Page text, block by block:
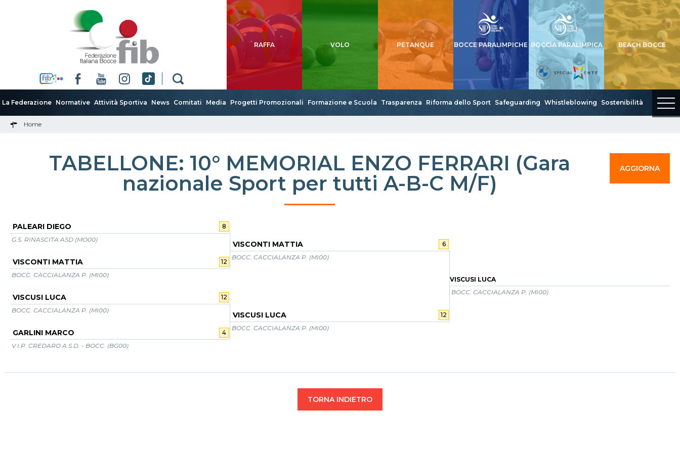
RAFFA VOLO PETANQUE BOCCE PARALIMPICHE BOCCIA PARALIMPICA BEACH BOCCE
La Federazione Normative Attività Sportiva News Comitati Media Progetti Promozionali Formazione e Scuola Trasparenza Riforma dello Sport Safeguarding Whistleblowing Sostenibilità
Home
TABELLONE: 10° MEMORIAL ENZO FERRARI (Gara
nazionale Sport per tutti A-B-C M/F)
AGGIORNA
PALEARI DIEGO
8
G.S. RINASCITA ASD (MO00)
VISCONTI MATTIA
12
BOCC. CACCIALANZA P. (MI00)
VISCUSI LUCA
12
BOCC. CACCIALANZA P. (MI00)
GARLINI MARCO
4
V.I.P. CREDARO A.S.D. - BOCC. (BG00)
VISCONTI MATTIA
6
BOCC. CACCIALANZA P. (MI00)
VISCUSI LUCA
12
BOCC. CACCIALANZA P. (MI00)
VISCUSI LUCA
BOCC. CACCIALANZA P. (MI00)
TORNA INDIETRO